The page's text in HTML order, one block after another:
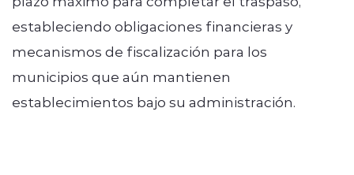
estableciendo obligaciones financieras y
mecanismos de fiscalización para los
municipios que aún mantienen
establecimientos bajo su administración.